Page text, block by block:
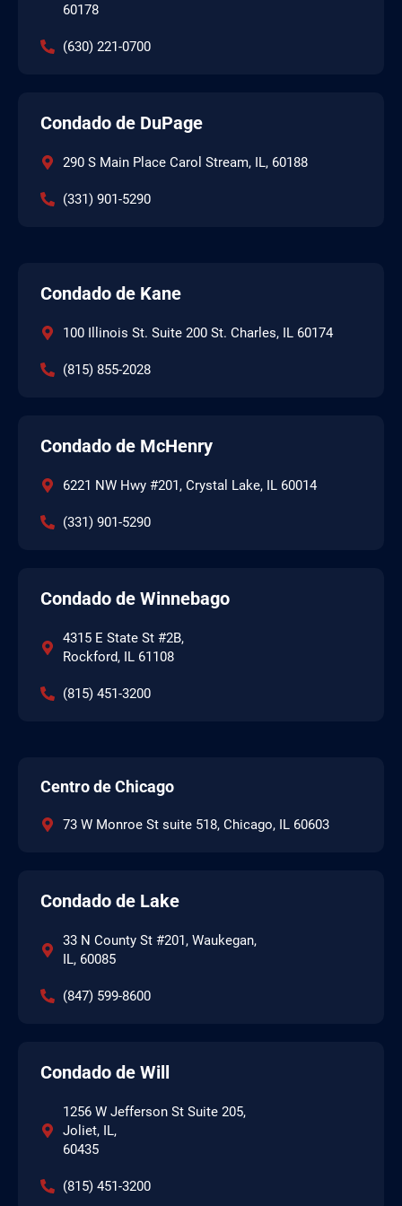
60178
(630) 221-0700
Condado de DuPage
290 S Main Place Carol Stream, IL, 60188
(331) 901-5290
Condado de Kane
100 Illinois St. Suite 200 St. Charles, IL 60174
(815) 855-2028
Condado de McHenry
6221 NW Hwy #201, Crystal Lake, IL 60014
(331) 901-5290
Condado de Winnebago
4315 E State St #2B,
Rockford, IL 61108
(815) 451-3200
Centro de Chicago
73 W Monroe St suite 518, Chicago, IL 60603
Condado de Lake
33 N County St #201, Waukegan,
IL, 60085
(847) 599-8600
Condado de Will
1256 W Jefferson St Suite 205,
Joliet, IL,
60435
(815) 451-3200